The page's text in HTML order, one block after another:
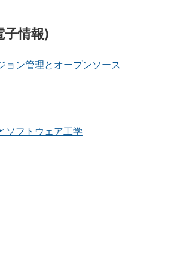
子情報)
ョン管理とオープンソース
ソフトウェア工学